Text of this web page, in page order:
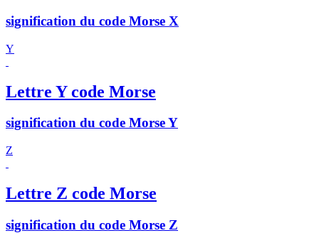
signification du code Morse X
Y
Lettre Y code Morse
signification du code Morse Y
Z
Lettre Z code Morse
signification du code Morse Z